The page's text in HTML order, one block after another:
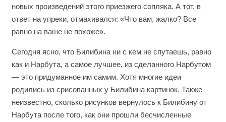
новых произведений этого приезжего сопляка. А тот, в
ответ на упреки, отмахивался: «Что вам, жалко? Все
равно на ваше не похоже».
Сегодня ясно, что Билибина ни с кем не спутаешь, равно
как и Нарбута, а самое лучшее, из сделанного Нарбутом
— это придуманное им самим. Хотя многие идеи
родились из срисованных у Билибина картинок. Также
неизвестно, сколько рисунков вернулось к Билибину от
Нарбута после того, как они прошли бесчисленные